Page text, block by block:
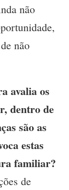
não
não
avalia os
dentro de
são as
estas
familiar?
de